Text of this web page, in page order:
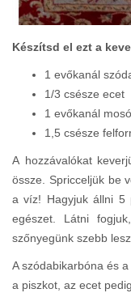
Készítsd el ezt a
1 evőkanál
1/3 csésze ecet
1 evőkanál
1,5 csésze
A hozzávalókat
össze. Spricceljük be
a víz! Hagyjuk állni 5
egészet. Látni
szőnyegünk szebb
A szódabikarbóna és
a piszkot, az ecet